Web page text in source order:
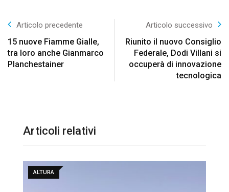
Articolo precedente
15 nuove Fiamme Gialle,
tra loro anche Gianmarco
Planchestainer
Articolo successivo
Riunito il nuovo Consiglio
Federale, Dodi Villani si
occuperà di innovazione
tecnologica
Articoli relativi
ALTURA